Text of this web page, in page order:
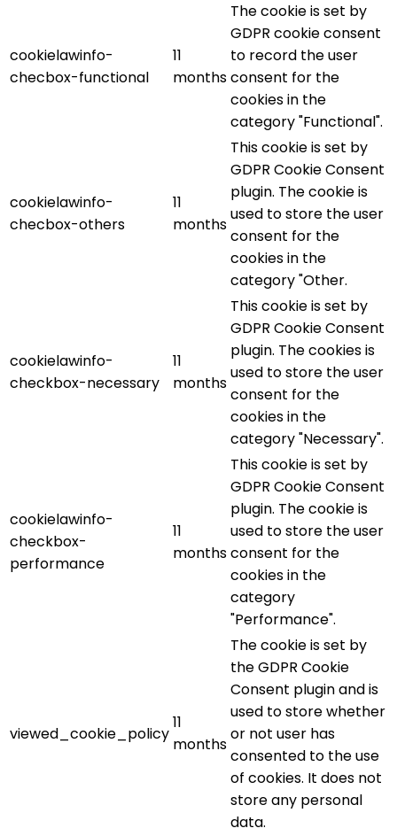
cookielawinfo-
checbox-functional
11
months
The cookie is set by
GDPR cookie consent
to record the user
consent for the
cookies in the
category "Functional".
cookielawinfo-
checbox-others
11
months
This cookie is set by
GDPR Cookie Consent
plugin. The cookie is
used to store the user
consent for the
cookies in the
category "Other.
cookielawinfo-
checkbox-necessary
11
months
This cookie is set by
GDPR Cookie Consent
plugin. The cookies is
used to store the user
consent for the
cookies in the
category "Necessary".
cookielawinfo-
checkbox-
performance
11
months
This cookie is set by
GDPR Cookie Consent
plugin. The cookie is
used to store the user
consent for the
cookies in the
category
"Performance".
viewed_cookie_policy
11
months
The cookie is set by
the GDPR Cookie
Consent plugin and is
used to store whether
or not user has
consented to the use
of cookies. It does not
store any personal
data.